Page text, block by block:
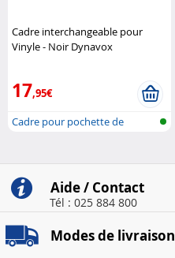
Cadre interchangeable pour
Vinyle - Noir Dynavox
17,95€
Cadre pour pochette de
Aide / Contact
Tél : 025 884 800
Modes de livraison